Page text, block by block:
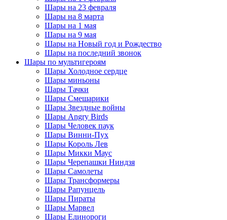
Шары на 23 февраля
Шары на 8 марта
Шары на 1 мая
Шары на 9 мая
Шары на Новый год и Рождество
Шары на последний звонок
Шары по мультигероям
Шары Холодное сердце
Шары миньоны
Шары Тачки
Шары Смешарики
Шары Звездные войны
Шары Angry Birds
Шары Человек паук
Шары Винни-Пух
Шары Король Лев
Шары Микки Маус
Шары Черепашки Ниндзя
Шары Самолеты
Шары Трансформеры
Шары Рапунцель
Шары Пираты
Шары Марвел
Шары Единороги